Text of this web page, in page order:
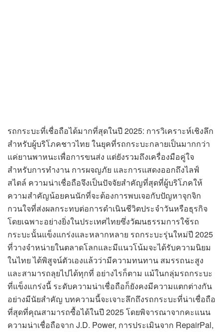
รถกระบะที่เชื่อถือได้มากที่สุดในปี 2025: การวิเคราะห์เชิงลึก
สำหรับผู้บริโภคชาวไทย ในยุคที่รถกระบะกลายเป็นมากกว่า
แค่ยานพาหนะเพื่อการขนส่ง แต่ยังรวมถึงเครื่องมือคู่ใจ
สำหรับการทำงาน การผจญภัย และการแสดงออกถึงไลฟ์
สไตล์ ความน่าเชื่อถือจึงเป็นปัจจัยสำคัญที่สุดที่ผู้บริโภคให้
ความสำคัญน้อยคนนักที่จะต้องการพบเจอกับปัญหาจุกจิก
กวนใจที่ส่งผลกระทบต่อการดำเนินชีวิตประจำวันหรือธุรกิจ
โดยเฉพาะอย่างยิ่งในประเทศไทยซึ่งวัฒนธรรมการใช้รถ
กระบะนั้นแข็งแกร่งและหลากหลาย รถกระบะรุ่นใหม่ปี 2025
ที่วางจำหน่ายในตลาดโลกและมีแนวโน้มจะได้รับความนิยม
ในไทย ได้พิสูจน์ตัวเองแล้วว่ามีความทนทาน สมรรถนะสูง
และสามารถลุยไปได้ทุกที่ อย่างไรก็ตาม แม้ในกลุ่มรถกระบะ
ที่แข็งแกร่งนี้ ระดับความน่าเชื่อถือก็ยังคงมีความแตกต่างกัน
อย่างมีนัยสำคัญ บทความนี้จะเจาะลึกถึงรถกระบะที่น่าเชื่อถือ
ที่สุดที่คุณสามารถซื้อได้ในปี 2025 โดยพิจารณาจากคะแนน
ความน่าเชื่อถือจาก J.D. Power, การประเมินจาก RepairPal,